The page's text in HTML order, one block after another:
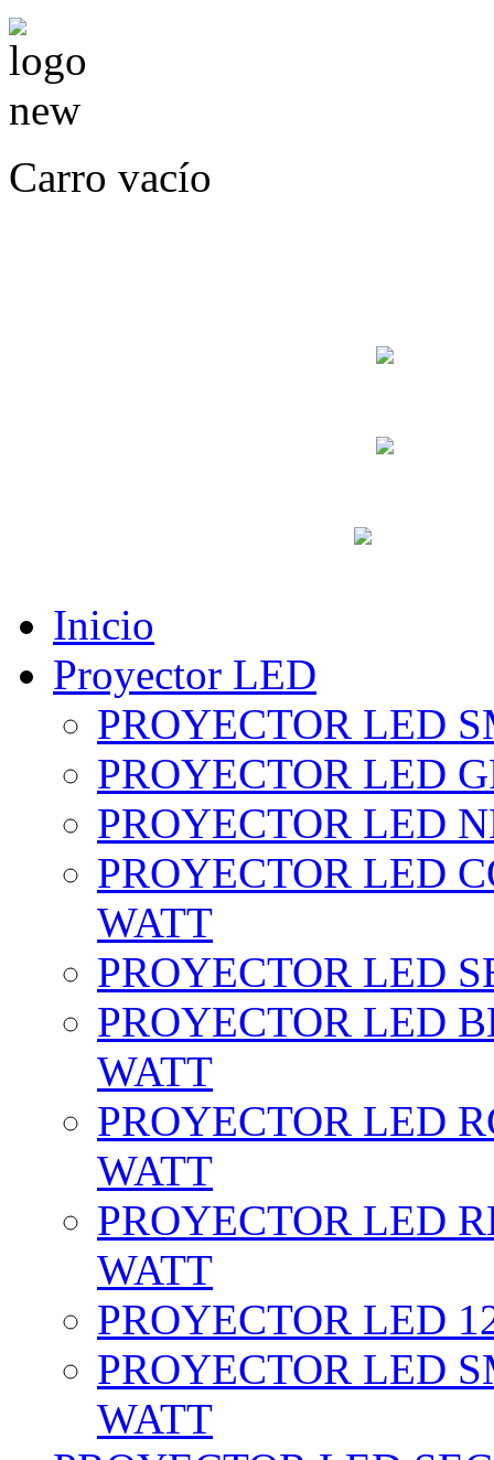
Carro vacío
Inicio
Proyector LED
PROYECTOR LED
PROYECTOR LED
PROYECTOR LED
PROYECTOR LED
WATT
PROYECTOR LED
PROYECTOR LED
WATT
PROYECTOR LED
WATT
PROYECTOR LED
WATT
PROYECTOR LED
PROYECTOR LED
WATT